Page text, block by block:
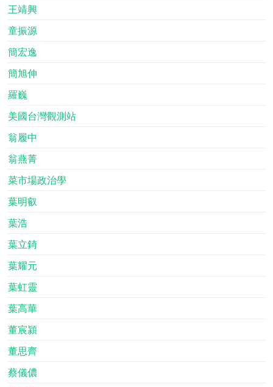
王靖興
童振源
簡宏逸
簡旭伸
羅巍
美國台灣觀測站
翁履中
翁燕菁
菜市場政治學
葉明叡
葉浩
葉立錡
葉耀元
葉虹靈
葉高華
董宸潁
董思齊
蔡儀儂